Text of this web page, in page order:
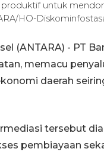
produktif untuk
HO-
(ANTARA) - PT
memacu
daerah
tersebut
pembiayaan